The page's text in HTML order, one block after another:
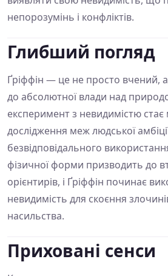
непорозумінь і конфліктів.
Глибший погляд
Ґріффін — це не просто вчений,
до абсолютної влади над
експеримент з невидимістю
дослідження меж людської
безвідповідального
фізичної форми призводить до
орієнтирів, і Ґріффін починає
невидимість для скоєння
насильства.
Приховані сенси